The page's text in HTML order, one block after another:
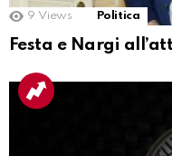
9 Views Politica
Festa e Nargi